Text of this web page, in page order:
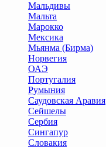
Мальдивы
Мальта
Марокко
Мексика
Мьянма (Бирма)
Норвегия
ОАЭ
Португалия
Румыния
Саудовская Аравия
Сейшелы
Сербия
Сингапур
Словакия